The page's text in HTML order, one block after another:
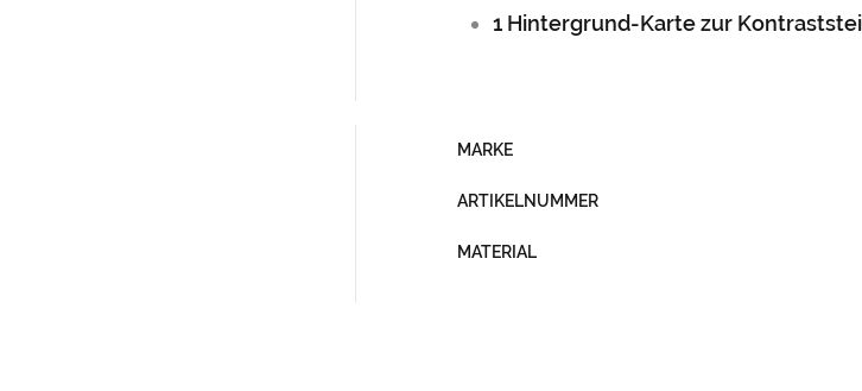
1 Hintergrund-Karte zur
MARKE
ARTIKELNUMMER
MATERIAL